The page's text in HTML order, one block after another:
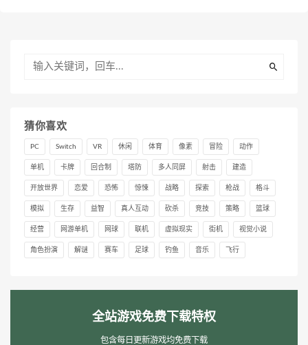
猜你喜欢
PC Switch VR 休闲 体育 像素 冒险 动作
单机 卡牌 回合制 塔防 多人同屏 射击 建造
开放世界 恋爱 恐怖 惊悚 战略 探索 枪战 格斗
模拟 生存 益智 真人互动 砍杀 竞技 策略 篮球
经营 网游单机 网球 联机 虚拟现实 街机 视觉小说
角色扮演 解谜 赛车 足球 钓鱼 音乐 飞行
全站游戏免费下载特权
包含每日更新游戏均免费下载